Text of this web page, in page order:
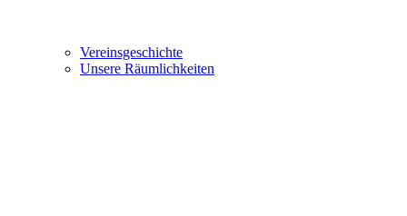
Vereinsgeschichte
Unsere Räumlichkeiten